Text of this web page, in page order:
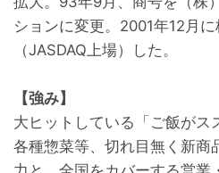
ションに変更。2001年12月
（JASDAQ上場）した。
【強み】
大ヒットしている「ご飯がス
各種惣菜等、切れ目無く新商